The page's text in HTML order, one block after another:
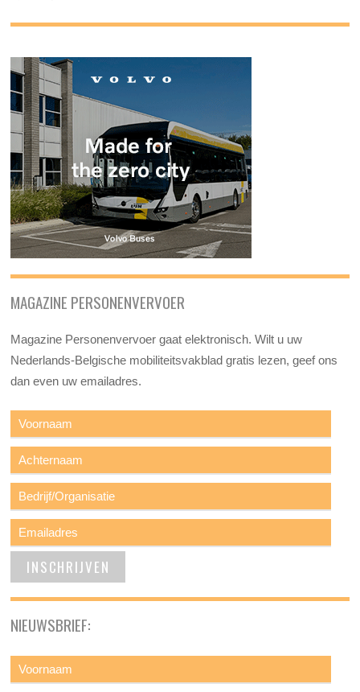
MAGAZINE PERSONENVERVOER
Magazine Personenvervoer gaat elektronisch. Wilt u uw
Nederlands-Belgische mobiliteitsvakblad gratis lezen, geef ons
dan even uw emailadres.
NIEUWSBRIEF: